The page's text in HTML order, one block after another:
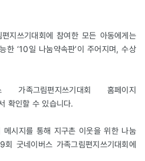
지쓰기대회에 참여한 모든 아동에게는
한 ‘10일 나눔약속판’이 주어지며, 수상
족그림편지쓰기대회 홈페이지
확인할 수 있습니다.
메시지를 통해 지구촌 이웃을 위한 나눔
굿네이버스 가족그림편지쓰기대회에